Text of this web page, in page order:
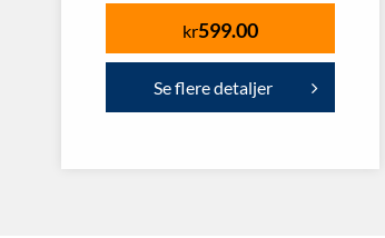
kr599.00
Se flere detaljer